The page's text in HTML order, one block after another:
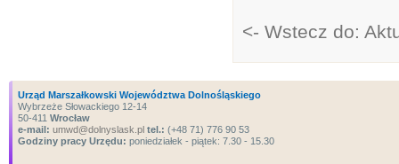
<- Wstecz do:
Urząd Marszałkowski Województwa Dolnośląskiego
Wybrzeże Słowackiego 12-14
50-411 Wrocław
e-mail: umwd@dolnyslask.pl tel.: (+48 71) 776 90 53
Godziny pracy Urzędu: poniedziałek - piątek: 7.30 - 15.30